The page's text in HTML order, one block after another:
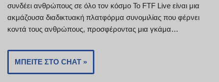
συνδέει ανθρώπους σε όλο τον κόσμο Το FTF Live είναι μια
ακμάζουσα διαδικτυακή πλατφόρμα συνομιλίας που φέρνει
κοντά τους ανθρώπους, προσφέροντας μια γκάμα…
ΜΠΕΊΤΕ ΣΤΟ CHAT »